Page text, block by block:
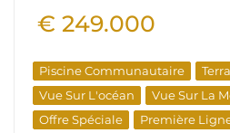
€ 249.000
Piscine Communautaire
Vue Sur L'océan
Vue Sur La
Offre Spéciale
Première